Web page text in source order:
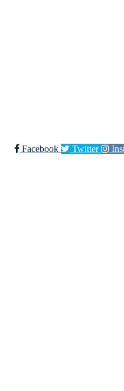
Facebook Twitter